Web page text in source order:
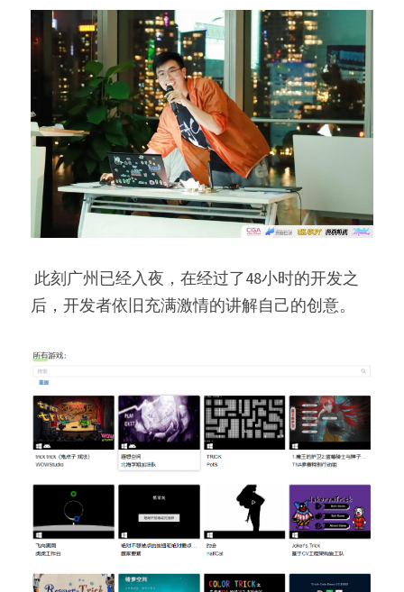
后，开发者依旧充满激情的讲解自己的创意。